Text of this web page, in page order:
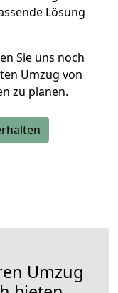
Lösung
Sie uns noch
Umzug von
zu planen.
Umzug